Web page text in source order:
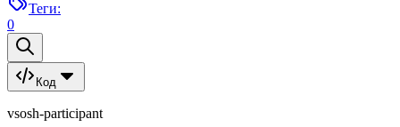
Теги:
0
Код
vsosh-participant